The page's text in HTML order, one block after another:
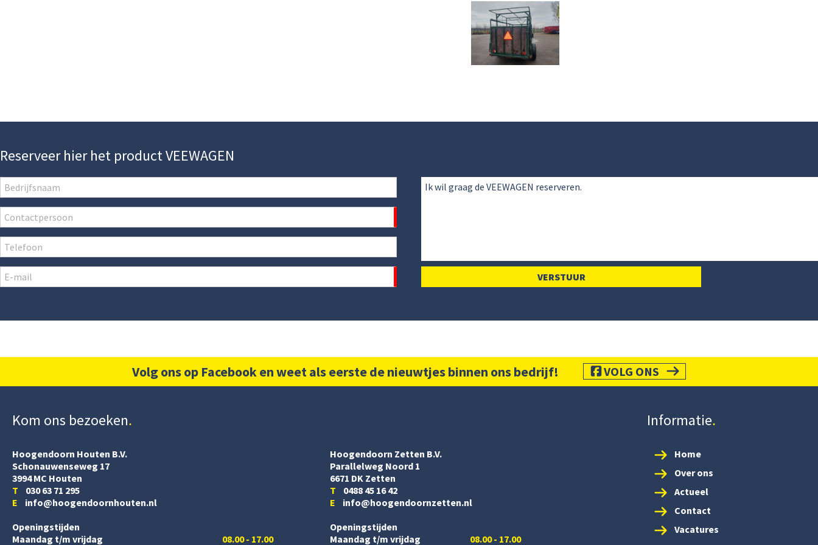
Reserveer hier het product VEEWAGEN
Volg ons op Facebook en weet als eerste de nieuwtjes binnen ons bedrijf! VOLG ONS
Kom ons bezoeken
Hoogendoorn Houten B.V.
Schonauwenseweg 17
3994 MC Houten
T 030 63 71 295
E info@hoogendoornhouten.nl
Openingstijden
Maandag t/m vrijdag
08.00 - 17.00
Hoogendoorn Zetten B.V.
Parallelweg Noord 1
6671 DK Zetten
T 0488 45 16 42
E info@hoogendoornzetten.nl
Openingstijden
Maandag t/m vrijdag
08.00 - 17.00
Informatie
Home
Over ons
Actueel
Contact
Vacatures